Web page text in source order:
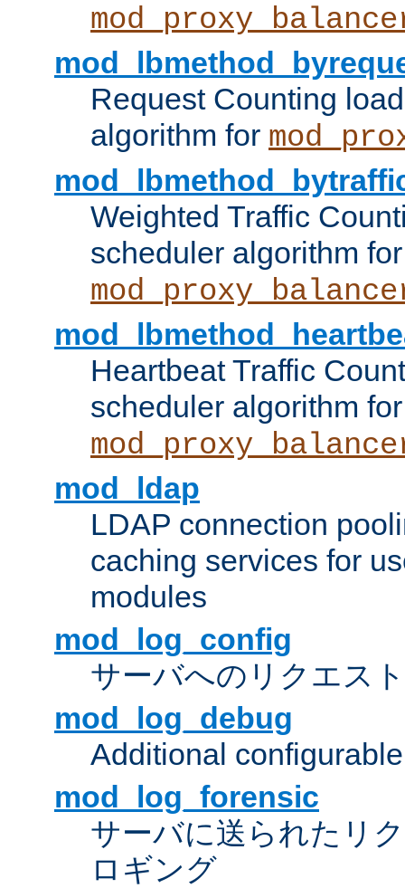
Request Counting
algorithm for
Weighted Traffic
scheduler algorithm for
Heartbeat Traffic
scheduler algorithm for
mod_ldap
LDAP connection
caching services for
modules
mod_log_config
サーバへのリクエス
mod_log_debug
Additional
mod_log_forensic
サーバに送られたリ
ロギング